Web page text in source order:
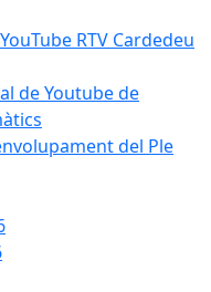
RTV Cardedeu
de Youtube de
del Ple